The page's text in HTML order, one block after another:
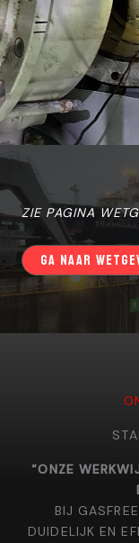
ZIE PAGINA
GA NAAR
“ONZE
BIJ
DUIDELIJK EN